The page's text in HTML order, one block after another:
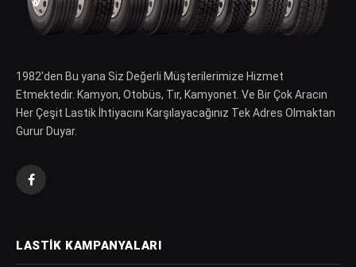
1982′den Bu yana Siz Değerli Müşterilerimize Hizmet
Etmektedir. Kamyon, Otobüs, Tır, Kamyonet. Ve Bir Çok Aracın
Her Çeşit Lastik İhtiyacını Karşılayacağınız Tek Adres Olmaktan
Gurur Duyar.
Facebook
LASTIK KAMPANYALARI